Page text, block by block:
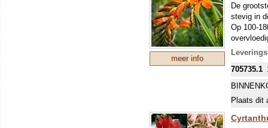
meer info
De
stevig in
Op 100-
Ze
705735.1
Plaats dit